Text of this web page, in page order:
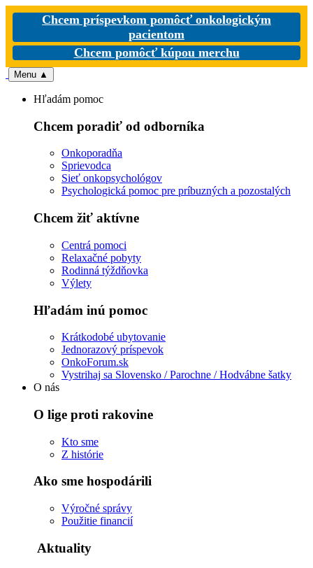
Chcem príspevkom pomôcť onkologickým
pacientom
Chcem pomôcť kúpou merchu
Menu ▲
Hľadám pomoc
Chcem poradiť od odborníka
Onkoporadňa
Sprievodca
Sieť onkopsychológov
Psychologická pomoc pre príbuzných a pozostalých
Chcem žiť aktívne
Centrá pomoci
Relaxačné pobyty
Rodinná týždňovka
Výlety
Hľadám inú pomoc
Krátkodobé ubytovanie
Jednorazový príspevok
OnkoForum.sk
Vystrihaj sa Slovensko / Parochne / Hodvábne šatky
O nás
O lige proti rakovine
Kto sme
Z histórie
Ako sme hospodárili
Výročné správy
Použitie financií
Aktuality